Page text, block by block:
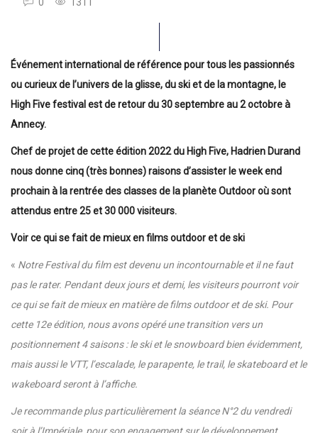
Événement international de référence pour tous les passionnés
ou curieux de l’univers de la glisse, du ski et de la montagne, le
High Five festival est de retour du 30 septembre au 2 octobre à
Annecy.
Chef de projet de cette édition 2022 du High Five, Hadrien Durand
nous donne cinq (très bonnes) raisons d’assister le week end
prochain à la rentrée des classes de la planète Outdoor où sont
attendus entre 25 et 30 000 visiteurs.
Voir ce qui se fait de mieux en films outdoor et de ski
« Notre Festival du film est devenu un incontournable et il ne faut
pas le rater. Pendant deux jours et demi, les visiteurs pourront voir
ce qui se fait de mieux en matière de films outdoor et de ski. Pour
cette 12e édition, nous avons opéré une transition vers un
positionnement 4 saisons : le ski et le snowboard bien évidemment,
mais aussi le VTT, l’escalade, le parapente, le trail, le skateboard et le
wakeboard seront à l’affiche.
Je recommande plus particulièrement la séance N°2 du vendredi
soir à l’Impériale, pour son engagement sur le développement